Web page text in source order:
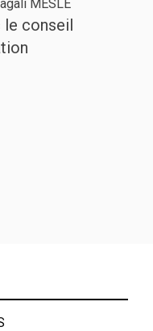
MESLE
conseil